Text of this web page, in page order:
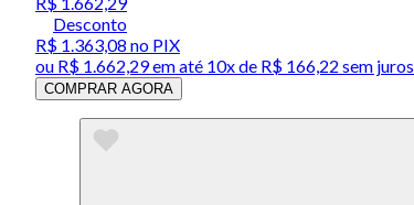
Desconto
R$ 1.363,08 no PIX
ou R$ 1.662,29em até 10x de R$ 166,22 sem juros
COMPRAR AGORA